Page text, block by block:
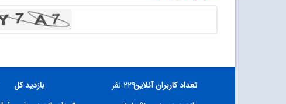
تعداد کاربران آنلاین۲۲۹ نفر بازدید کل